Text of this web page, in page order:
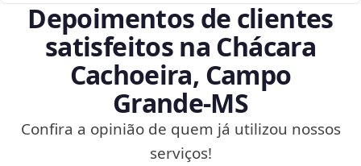
Depoimentos de clientes
satisfeitos na Chácara
Cachoeira, Campo
Grande‑MS
Confira a opinião de quem já utilizou nossos
serviços!